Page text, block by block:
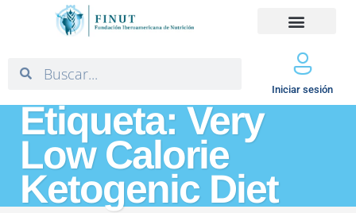
Iniciar sesión
Etiqueta: Very
Low Calorie
Ketogenic Diet